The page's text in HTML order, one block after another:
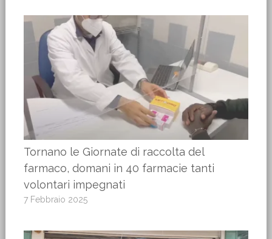
Tornano le Giornate di raccolta del
farmaco, domani in 40 farmacie tanti
volontari impegnati
7 Febbraio 2025